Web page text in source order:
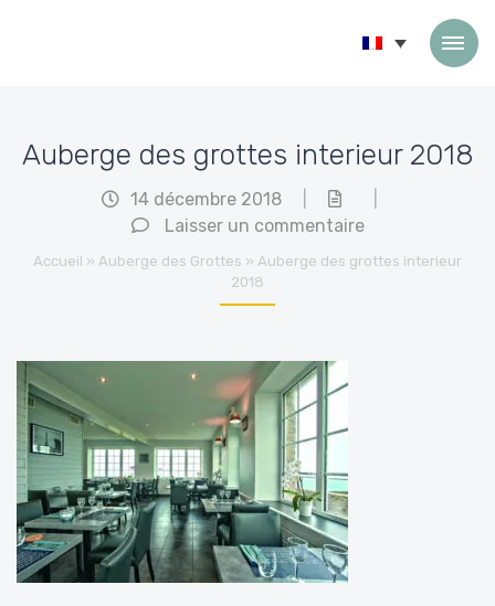
Auberge des grottes interieur 2018
14 décembre 2018
Laisser un commentaire
Accueil » Auberge des Grottes » Auberge des grottes interieur
2018